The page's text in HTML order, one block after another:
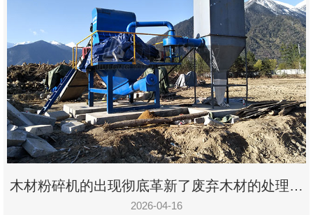
木材粉碎机的出现彻底革新了废弃木材的处理模
式
2026-04-16